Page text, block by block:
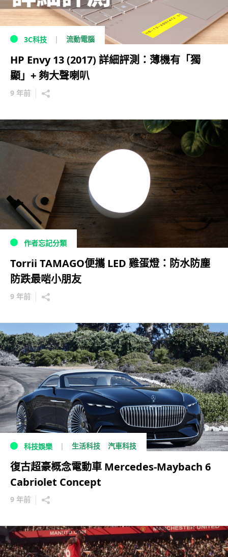
3C科技 流動電腦
HP Envy 13 (2017) 詳細評測：薄機有「獨
顯」+ 夠大聲喇叭
9 年前
作者忘記分類
Torrii TAMAGO便攜 LED 雞蛋燈：防水防塵
防跌最啱小朋友
9 年前
科技娛樂 生活科技 汽車科技
復古超豪概念電動車 Mercedes-Maybach 6
Cabriolet Concept
9 年前